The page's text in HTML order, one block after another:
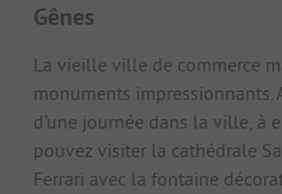
Gênes
La vieille ville de commerce
monuments impressionnants.
d'une journée dans la ville, à
pouvez visiter la cathédrale
Ferrari avec la fontaine